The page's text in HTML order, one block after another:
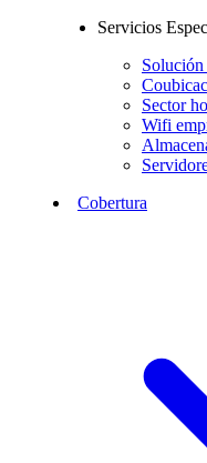
Servicios
Solución
Sector
Wifi
Cobertura